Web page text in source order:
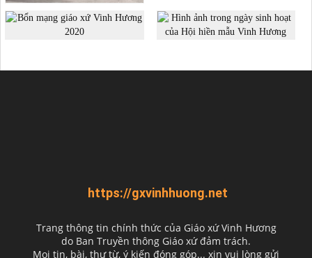
https://gxvinhhuong.net
Trang thông tin chính thức của Giáo xứ Vinh Hương
do Ban Truyền thông Giáo xứ đảm trách.
Mọi tin, bài, thư từ, ý kiến đóng góp... xin vui lòng gửi